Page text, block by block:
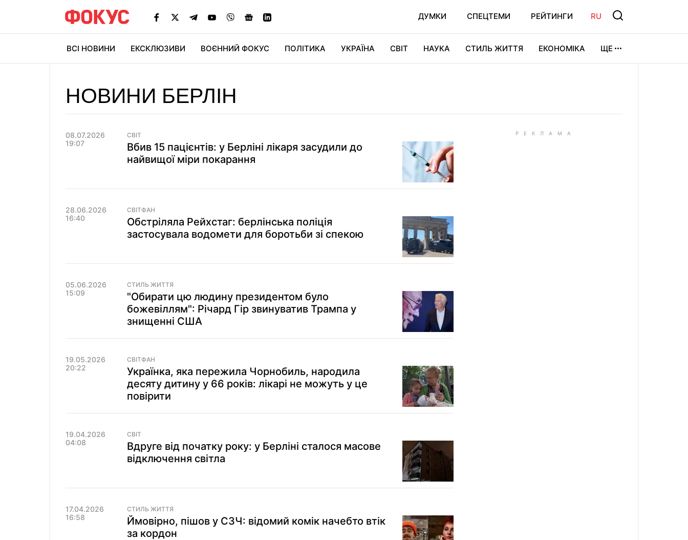
ДУМКИ СПЕЦТЕМИ РЕЙТИНГИ RU
ВСІ НОВИНИ ЕКСКЛЮЗИВИ ВОЄННИЙ ФОКУС ПОЛІТИКА УКРАЇНА СВІТ НАУКА СТИЛЬ ЖИТТЯ ЕКОНОМІКА ЩЕ
НОВИНИ БЕРЛІН
08.07.2026
19:07
СВІТ
Вбив 15 пацієнтів: у Берліні лікаря засудили до
найвищої міри покарання
28.06.2026
16:40
СВІТФАН
Обстріляла Рейхстаг: берлінська поліція
застосувала водомети для боротьби зі спекою
05.06.2026
15:09
СТИЛЬ ЖИТТЯ
"Обирати цю людину президентом було
божевіллям": Річард Гір звинуватив Трампа у
знищенні США
19.05.2026
20:22
СВІТФАН
Українка, яка пережила Чорнобиль, народила
десяту дитину у 66 років: лікарі не можуть у це
повірити
19.04.2026
04:08
СВІТ
Вдруге від початку року: у Берліні сталося масове
відключення світла
17.04.2026
16:58
СТИЛЬ ЖИТТЯ
Ймовірно, пішов у СЗЧ: відомий комік начебто втік
за кордон